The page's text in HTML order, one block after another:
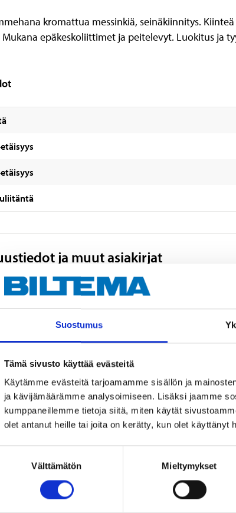
Suostumus
Tämä sivusto käyttää evästeitä
Käytämme evästeitä tarjoamamme sisällön ja
ja kävijämäärämme analysoimiseen. Lisäksi jaamme
kumppaneillemme tietoja siitä, miten käytät
olet antanut heille tai joita on kerätty, kun olet käyttänyt
Välttämätön Mieltymykset
kromattua messinkiä, seinäkiinnitys.
epäkeskoliittimet ja peitelevyt. Luokitus ja
ja muut asiakirjat